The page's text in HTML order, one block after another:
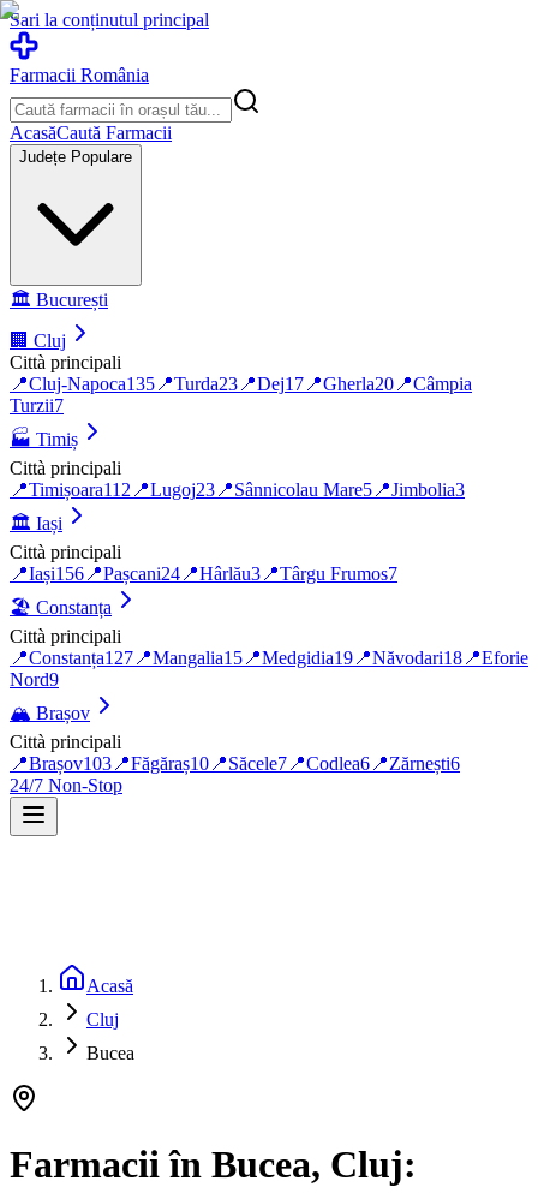
Sari la conținutul principal
Farmacii România
AcasăCaută Farmacii
Județe Populare
🏛️ București
🏢 Cluj
Città principali
📍Cluj-Napoca135 📍Turda23 📍Dej17 📍Gherla20 📍Câmpia
Turzii7
🏭 Timiș
Città principali
📍Timișoara112 📍Lugoj23 📍Sânnicolau Mare5 📍Jimbolia3
🏛️ Iași
Città principali
📍Iași156 📍Pașcani24 📍Hârlău3 📍Târgu Frumos7
🏖️ Constanța
Città principali
📍Constanța127 📍Mangalia15 📍Medgidia19 📍Năvodari18 📍Eforie
Nord9
🏔️ Brașov
Città principali
📍Brașov103 📍Făgăraș10 📍Săcele7 📍Codlea6 📍Zărnești6
24/7 Non-Stop
Acasă
Cluj
Bucea
Farmacii în Bucea, Cluj: